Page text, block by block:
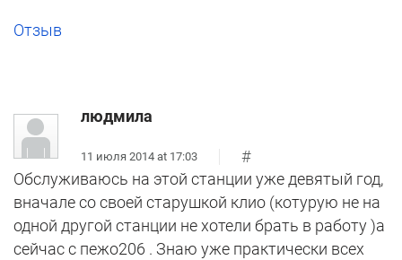
Отзыв
людмила
11 июля 2014 at 17:03
#
Обслуживаюсь на этой станции уже девятый год,
вначале со своей старушкой клио (котурую не на
одной другой станции не хотели брать в работу )а
сейчас с пежо206 . Знаю уже практически всех